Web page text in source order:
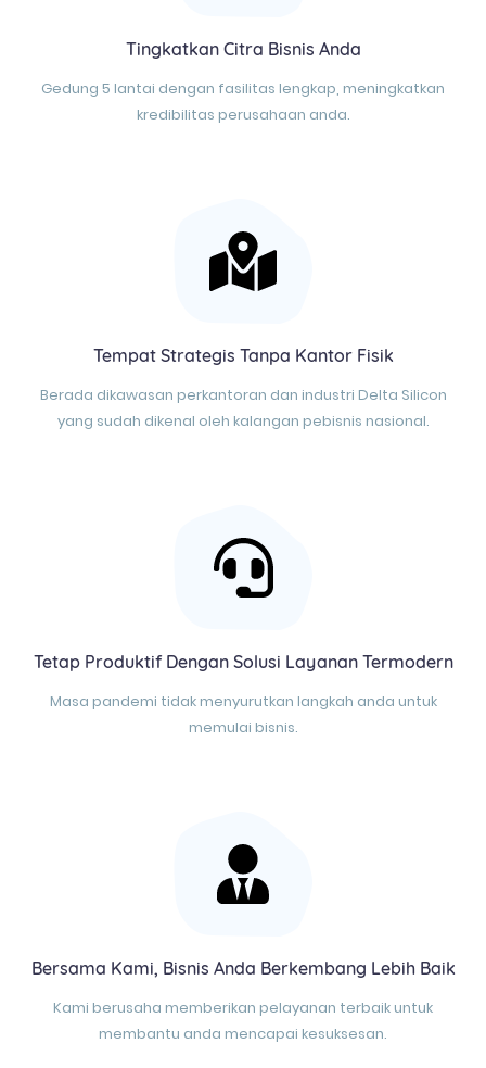
Tingkatkan Citra Bisnis Anda
Gedung 5 lantai dengan fasilitas lengkap, meningkatkan
kredibilitas perusahaan anda.
Tempat Strategis Tanpa Kantor Fisik
Berada dikawasan perkantoran dan industri Delta Silicon
yang sudah dikenal oleh kalangan pebisnis nasional.
Tetap Produktif Dengan Solusi Layanan Termodern
Masa pandemi tidak menyurutkan langkah anda untuk
memulai bisnis.
Bersama Kami, Bisnis Anda Berkembang Lebih Baik
Kami berusaha memberikan pelayanan terbaik untuk
membantu anda mencapai kesuksesan.